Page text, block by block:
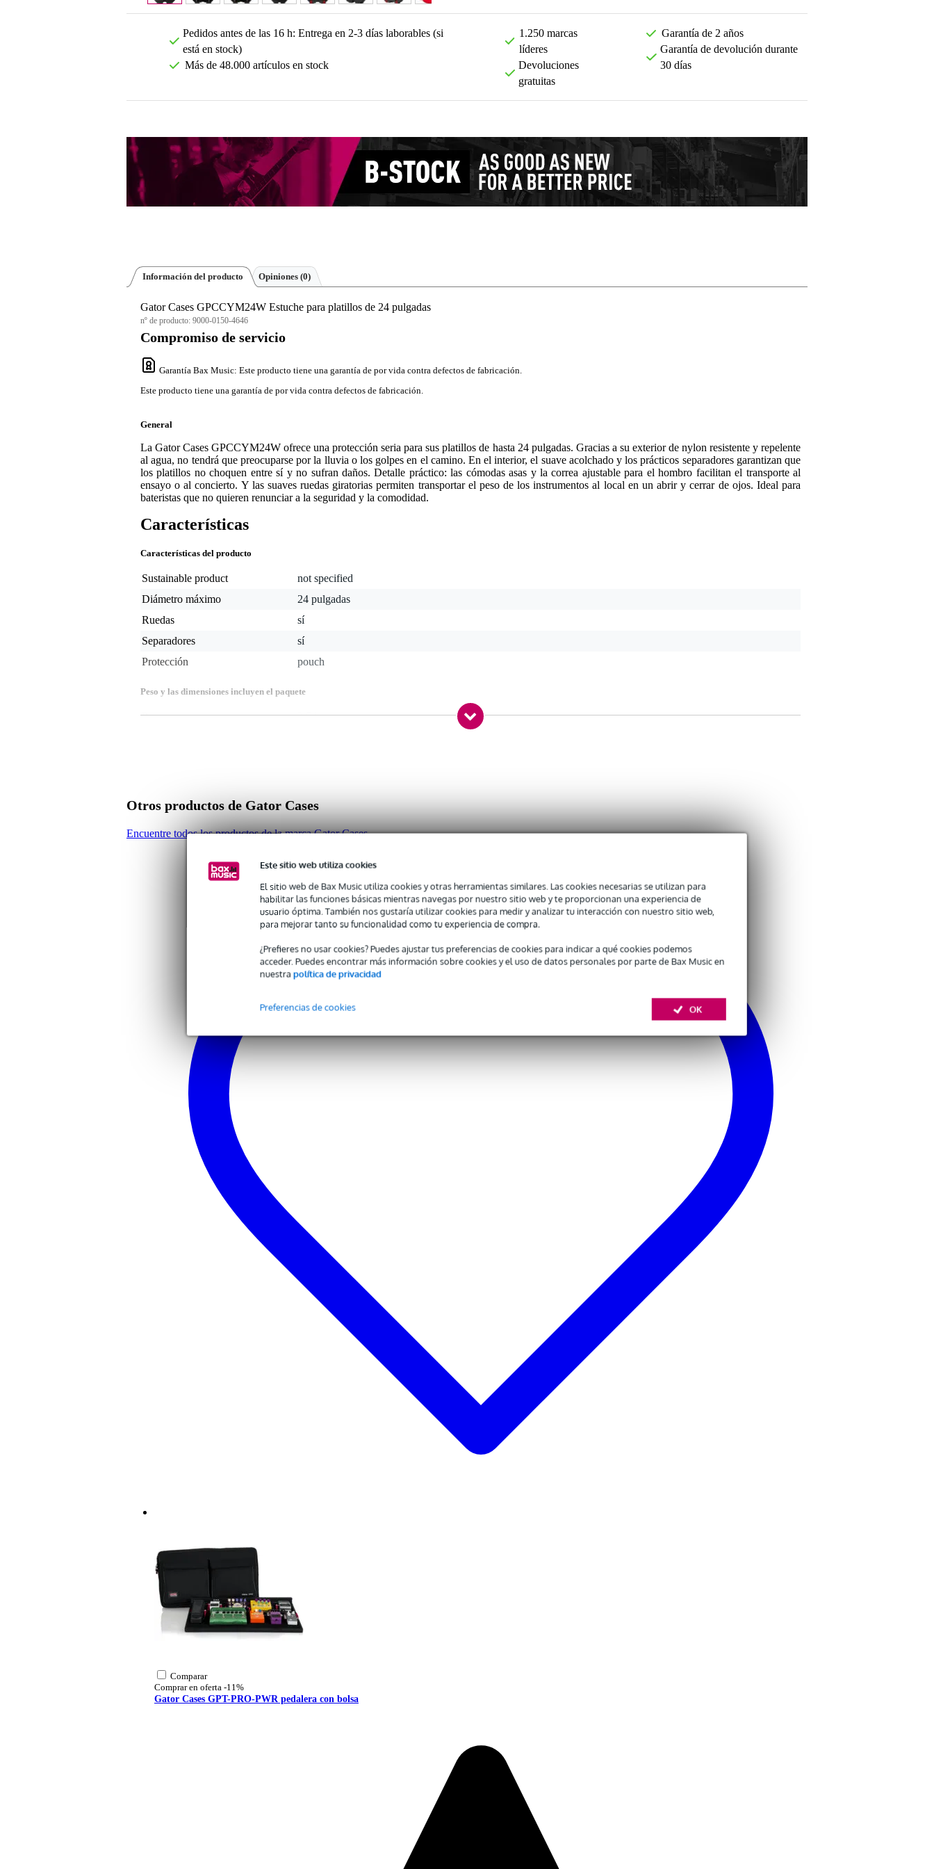
Este sitio web utiliza cookies
El sitio web de Bax Music utiliza cookies y otras herramientas similares. Las cookies necesarias se utilizan para
habilitar las funciones básicas mientras navegas por nuestro sitio web y te proporcionan una experiencia de
usuario óptima. También nos gustaría utilizar cookies para medir y analizar tu interacción con nuestro sitio web,
para mejorar tanto su funcionalidad como tu experiencia de compra.
¿Prefieres no usar cookies? Puedes ajustar tus preferencias de cookies para indicar a qué cookies podemos
acceder. Puedes encontrar más información sobre cookies y el uso de datos personales por parte de Bax Music en
nuestra política de privacidad
OK
Preferencias de cookies
Pedidos antes de las 16 h: Entrega en 2-3 días laborables (si
está en stock)
Más de 48.000 artículos en stock
1.250 marcas
líderes
Devoluciones
gratuitas
Garantía de 2 años
Garantía de devolución durante
30 días
Información del producto Opiniones (0)
Gator Cases GPCCYM24W Estuche para platillos de 24 pulgadas
nº de producto: 9000-0150-4646
Compromiso de servicio
Garantía Bax Music: Este producto tiene una garantía de por vida contra defectos de fabricación.
Este producto tiene una garantía de por vida contra defectos de fabricación.
General
La Gator Cases GPCCYM24W ofrece una protección seria para sus platillos de hasta 24 pulgadas. Gracias a su exterior de nylon resistente y repelente
al agua, no tendrá que preocuparse por la lluvia o los golpes en el camino. En el interior, el suave acolchado y los prácticos separadores garantizan que
los platillos no choquen entre sí y no sufran daños. Detalle práctico: las cómodas asas y la correa ajustable para el hombro facilitan el transporte al
ensayo o al concierto. Y las suaves ruedas giratorias permiten transportar el peso de los instrumentos al local en un abrir y cerrar de ojos. Ideal para
bateristas que no quieren renunciar a la seguridad y la comodidad.
Características
Características del producto
Sustainable product
not specified
Diámetro máximo
24 pulgadas
Ruedas
sí
Separadores
sí
Protección
pouch
Peso y las dimensiones incluyen el paquete
Peso(incluyendo el paquete)
3,5 kg
dimensiones interiores: 14,61 cm × 63,50 cm × 65,41 cm
Otros productos de Gator Cases
Encuentre todos los productos de la marca Gator Cases
Comparar
Comprar en oferta -11%
Gator Cases GPT-PRO-PWR pedalera con bolsa